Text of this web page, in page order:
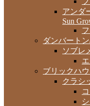
アンダ
Sun
ダンバートン
ソブレ
ブリックハ
クラシ